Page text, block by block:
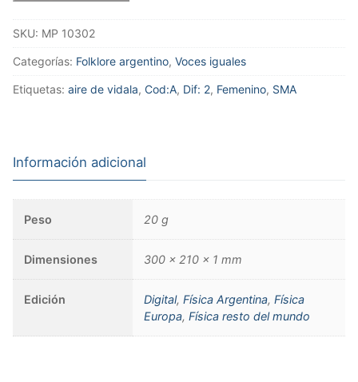
SKU: MP 10302
Categorías: Folklore argentino, Voces iguales
Etiquetas: aire de vidala, Cod:A, Dif: 2, Femenino, SMA
Información adicional
Peso 20 g
Dimensiones 300 × 210 × 1 mm
Edición Digital,Física Argentina,Física
Europa,Física resto del mundo